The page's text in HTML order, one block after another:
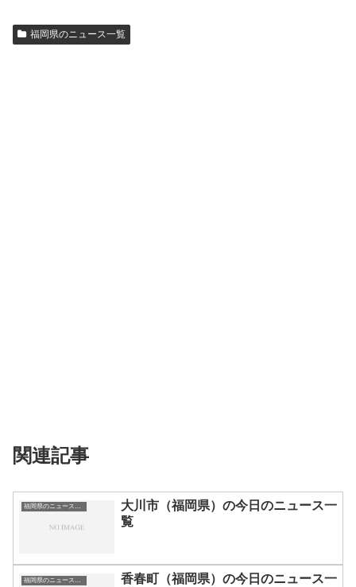
福岡県のニュース一覧
関連記事
福岡県のニュース一覧
大川市（福岡県）の今日のニュース一
覧
福岡県のニュース一覧
香春町（福岡県）の今日のニュース一